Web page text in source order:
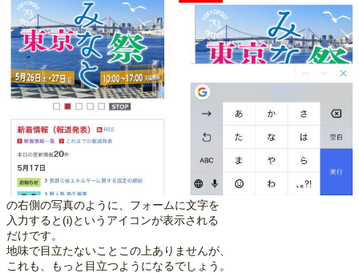
の右側の写真のように、フォームに文字を
入力すると(i)というアイコンが表示される
だけです。
地味で目立たないことこの上ありませんが、
これも、もっと目立つようになるでしょう。